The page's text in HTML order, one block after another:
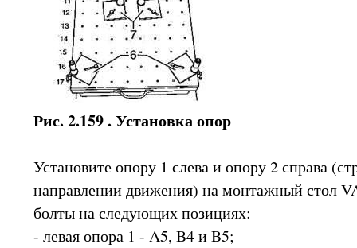
Рис. 2.159 . Установка опор
Установите опору 1 слева и опору 2 справа
направлении движения) на монтажный стол
болты на следующих позициях:
- левая опора 1 - A5, B4 и B5;